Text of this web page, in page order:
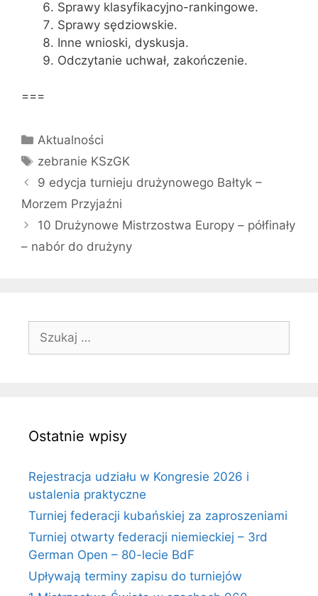
Sprawy klasyfikacyjno-rankingowe.
Sprawy sędziowskie.
Inne wnioski, dyskusja.
Odczytanie uchwał, zakończenie.
===
Kategorie
Aktualności
Tagi
zebranie KSzGK
9 edycja turnieju drużynowego Bałtyk –
Morzem Przyjaźni
10 Drużynowe Mistrzostw​a Europy – półfinały
– nabór do drużyny
Szukaj:
Ostatnie wpisy
Rejestracja udziału w Kongresie 2026 i
ustalenia praktyczne
Turniej federacji kubańskiej za zaproszeniami
Turniej otwarty federacji niemieckiej – 3rd
German Open – 80-lecie BdF
Upływają terminy zapisu do turniejów